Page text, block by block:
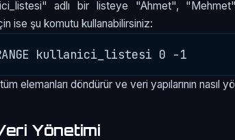
adlı bir listeye "Ahmet",
ise şu komutu kullanabilirsiniz:
elemanları döndürür ve veri yapılarının nasıl
Yönetimi